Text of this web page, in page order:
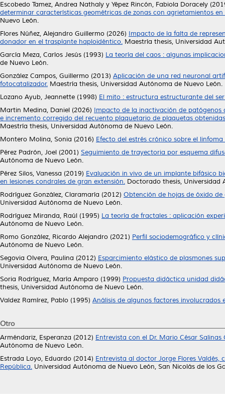
Escobedo Tamez, Andrea Nathaly y Yépez Rincón, Fabiola Doracely
determinar características geométricas de zonas con agrietamientos
Nuevo León.
Flores Núñez, Alejandro Guillermo (2026) Impacto de la falta de
donador en el trasplante haploidéntico. Maestría thesis, Universidad
García Meza, Carlos Jesús (1993) La teoría del caos : algunas
de Nuevo León.
González Campos, Guillermo (2013) Aplicación de una red neuronal
fotocatalizador. Maestría thesis, Universidad Autónoma de Nuevo León.
Lozano Ayub, Jeannette (1998) El mito : estructura estructurante del
Martin Medina, Daniel (2026) Impacto de la inactivación de
e incremento corregido del recuento plaquetario de plaquetas
Maestría thesis, Universidad Autónoma de Nuevo León.
Montero Molina, Sonia (2016) Efecto del estrés crónico sobre el
Pérez Padrón, Joel (2001) Seguimiento de trayectoria por esquema
Autónoma de Nuevo León.
Pérez Silos, Vanessa (2019) Evaluación in vivo de un implante bifásico
en lesiones condrales de gran extensión. Doctorado thesis, Universidad
Rodríguez González, Claramaría (2012) Obtención de hojas de óxido
Universidad Autónoma de Nuevo León.
Rodríguez Miranda, Raúl (1995) La teoría de fractales : aplicación
Autónoma de Nuevo León.
Romo González, Ricardo Alejandro (2021) Perfil sociodemográfico y
Autónoma de Nuevo León.
Segovia Olvera, Paulina (2012) Esparcimiento elástico de plasmones
Universidad Autónoma de Nuevo León.
Soria Rodríguez, María Amparo (1999) Propuesta didáctica unidad
thesis, Universidad Autónoma de Nuevo León.
Valdez Ramírez, Pablo (1995) Análisis de algunos factores involucrados
Otro
Arméndariz, Esperanza (2012) Entrevista con el Dr. Mario César
Autónoma de Nuevo León.
Estrada Loyo, Eduardo (2014) Entrevista al doctor Jorge Flores Valdés,
República. Universidad Autónoma de Nuevo León, San Nicolás de los